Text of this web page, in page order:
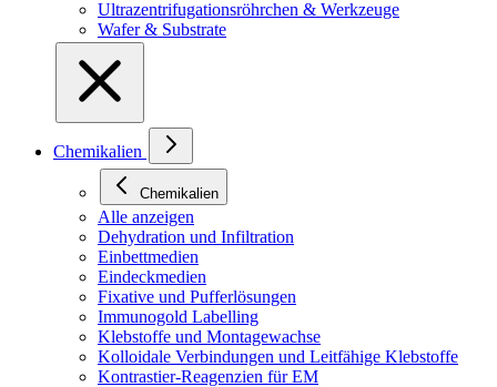
Ultrazentrifugationsröhrchen & Werkzeuge
Wafer & Substrate
Chemikalien
Chemikalien
Alle anzeigen
Dehydration und Infiltration
Einbettmedien
Eindeckmedien
Fixative und Pufferlösungen
Immunogold Labelling
Klebstoffe und Montagewachse
Kolloidale Verbindungen und Leitfähige Klebstoffe
Kontrastier-Reagenzien für EM